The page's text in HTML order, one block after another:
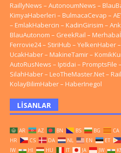
RaillyNews – AutonoumNews –
KimyaHaberleri – BulmacaCevap –
– EmlakHabercin – KadinGirisim –
BlauAutonom – GreekRail –
Ferrovie24– StiriHub – YelkenHaber–
UcakHaber– MakineTamir–
AutoRusNews – Iptidai – PromptsFile –
SilahHaber– LeoTheMaster.Net–
KolayBilimHaber– HaberInegol
LISANLAR
AR AZ BN BS BG CA
HR
CS DA NL EN ET
IW
HI HU IT JA JW